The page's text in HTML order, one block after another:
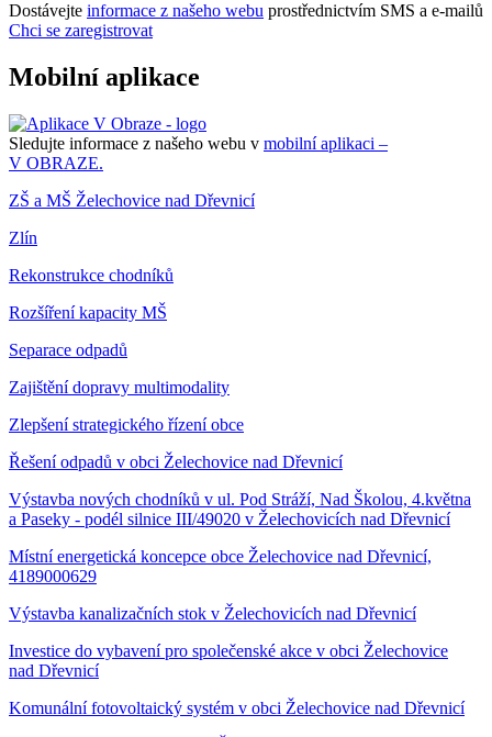
Dostávejte informace z našeho webu prostřednictvím SMS a e-mailů
Chci se zaregistrovat
Mobilní aplikace
Sledujte informace z našeho webu v mobilní aplikaci –
V OBRAZE.
ZŠ a MŠ Želechovice nad Dřevnicí
Zlín
Rekonstrukce chodníků
Rozšíření kapacity MŠ
Separace odpadů
Zajištění dopravy multimodality
Zlepšení strategického řízení obce
Řešení odpadů v obci Želechovice nad Dřevnicí
Výstavba nových chodníků v ul. Pod Stráží, Nad Školou, 4.května
a Paseky - podél silnice III/49020 v Želechovicích nad Dřevnicí
Místní energetická koncepce obce Želechovice nad Dřevnicí,
4189000629
Výstavba kanalizačních stok v Želechovicích nad Dřevnicí
Investice do vybavení pro společenské akce v obci Želechovice
nad Dřevnicí
Komunální fotovoltaický systém v obci Želechovice nad Dřevnicí